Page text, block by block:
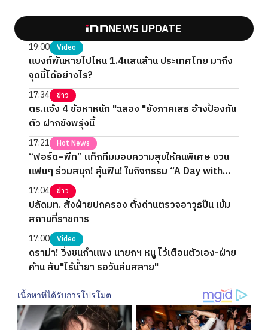
NEWS UPDATE
19:00 Video
แบงก์พันหายไปไหน 1.4แสนล้าน ประเทศไทย มาถึง
จุดนี้ได้อย่างไร?
17:34 ข่าว
ตร.แจ้ง 4 ข้อหาหนัก "ฉลอง "ยังภาคเสธ อ้างป้องกัน
ตัว ฝากขังพรุ่งนี้
17:21 Hot News
“ฟอร์ด–พีท” แท็กทีมมอบความสุขให้คนพิเศษ ชวน
แฟนๆ ร่วมสนุก! ลุ้นฟิน! ในกิจกรรม “A Day with
FORTPEAT Exclusive Fan Meet”
17:04 ข่าว
ปลัดมท. สั่งฝ่ายปกครอง ตั้งด่านตรวจอาวุธปืน เข้ม
สถานที่ราชการ
17:00 Video
ดราม่า! วิ่งชนกำแพง นายกฯ หนู ไว้เตือนตัวเอง-ฝ่าย
ค้าน สับ"ไร้น้ำยา รอวันล่มสลาย"